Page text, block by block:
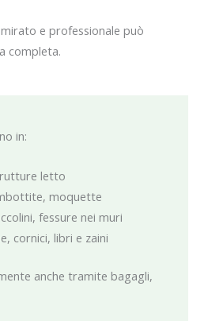
in:
letto
moquette
fessure nei muri
cornici, libri e zaini
anche tramite bagagli,
e professionale può
completa.